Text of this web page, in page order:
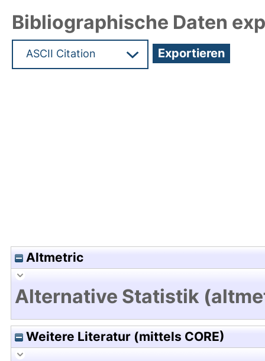
Bibliographische Daten
Altmetric
Alternative Statistik
Weitere Literatur (mittels CORE)